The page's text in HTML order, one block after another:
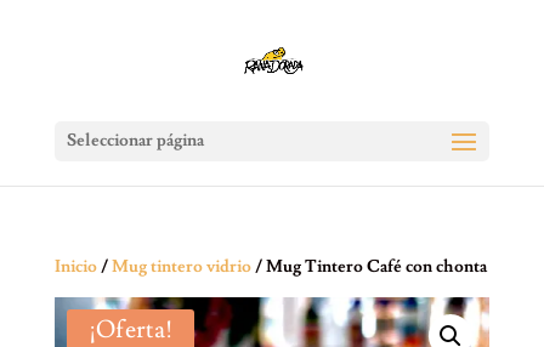
Seleccionar página
Inicio/Mug tintero vidrio/ Mug Tintero Café con chonta
¡Oferta!